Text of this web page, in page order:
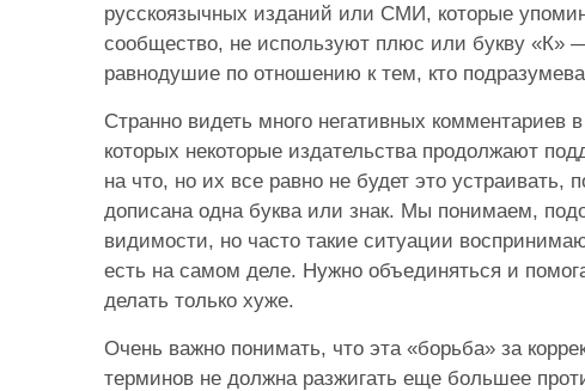
русскоязычных изданий или СМИ, которые
сообщество, не используют плюс или букву «К»
равнодушие по отношению к тем, кто
Странно видеть много негативных комментариев
которых некоторые издательства продолжают
на что, но их все равно не будет это устраивать,
дописана одна буква или знак. Мы понимаем,
видимости, но часто такие ситуации
есть на самом деле. Нужно объединяться и
делать только хуже.
Очень важно понимать, что эта «борьба» за
терминов не должна разжигать еще большее